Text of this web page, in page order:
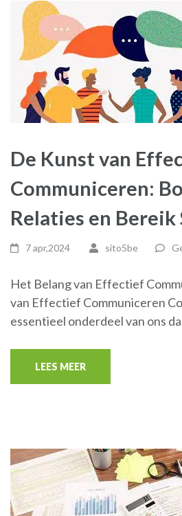
De Kunst van
Communiceren:
Relaties en Bereik
7 apr,2024 sito5be
Het Belang van Effectief
van Effectief Communiceren
essentieel onderdeel van ons
LEES MEER